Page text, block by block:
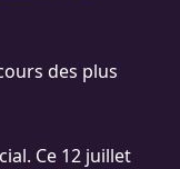
des plus
Ce 12 juillet